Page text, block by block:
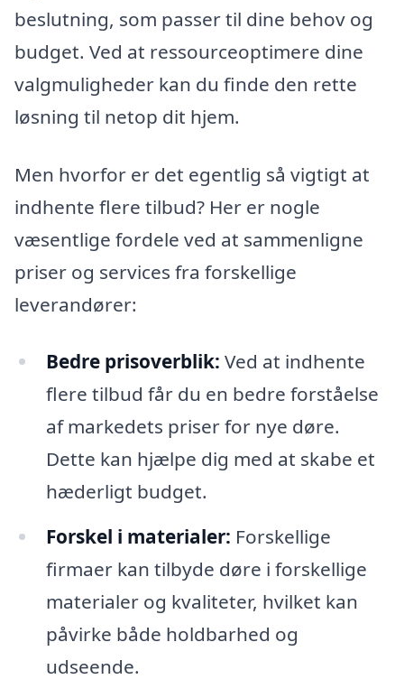
beslutning, som passer til dine behov og
budget. Ved at ressourceoptimere dine
valgmuligheder kan du finde den rette
løsning til netop dit hjem.
Men hvorfor er det egentlig så vigtigt at
indhente flere tilbud? Her er nogle
væsentlige fordele ved at sammenligne
priser og services fra forskellige
leverandører:
Bedre prisoverblik: Ved at indhente
flere tilbud får du en bedre forståelse
af markedets priser for nye døre.
Dette kan hjælpe dig med at skabe et
hæderligt budget.
Forskel i materialer: Forskellige
firmaer kan tilbyde døre i forskellige
materialer og kvaliteter, hvilket kan
påvirke både holdbarhed og
udseende.